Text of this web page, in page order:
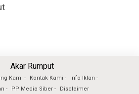
Kami Kontak Kami
Info Iklan
PP Media Siber Disclaimer